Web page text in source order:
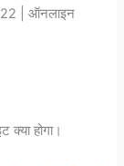
| ऑनलाइन
होगा।